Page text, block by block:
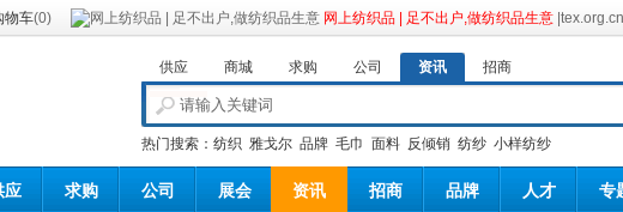
网上纺织品 | 足不出户,做纺织品生意
物车(0) |tex.org.cn
供应 商城 求购 公司 资讯 招商
热门搜索： 纺织 雅戈尔 品牌 毛巾 面料 反倾销 纺纱 小样纺纱
应 求购 公司 展会 资讯 招商 品牌 人才 专